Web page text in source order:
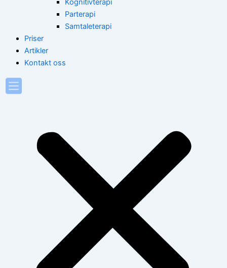
Kognitivterapi
Parterapi
Samtaleterapi
Priser
Artikler
Kontakt oss